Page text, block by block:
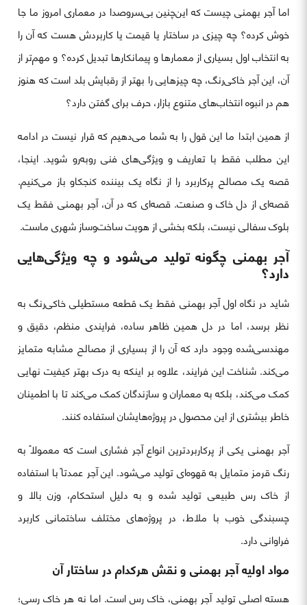
اما آجر بهمنی چیست که این‌چنین بی‌سروصدا در معماری امروز ما جا
خوش کرده؟ چه چیزی در ساختار یا قیمت یا کاربردش هست که آن را
به انتخاب اول بسیاری از معمارها و پیمانکارها تبدیل کرده؟ و مهم‌تر از
آن، این آجر خاکی‌رنگ، چه چیزهایی را بهتر از رقبایش بلد است که هنوز
هم در انبوه انتخاب‌های متنوع بازار، حرف برای گفتن دارد؟
از همین ابتدا ما این قول را به شما می‌دهیم که قرار نیست در ادامه
این مطلب فقط با تعاریف و ویژگی‌های فنی روبه‌رو شوید. اینجا،
قصه یک مصالح پرکاربرد را از نگاه یک بیننده کنجکاو باز می‌کنیم.
قصه‌ای از دل خاک و صنعت. قصه‌ای که در آن، آجر بهمنی فقط یک
بلوک سفالی نیست، بلکه بخشی از هویت ساخت‌وساز شهری ماست.
آجر بهمنی چگونه تولید می‌شود و چه ویژگی‌هایی
دارد؟
شاید در نگاه اول آجر بهمنی فقط یک قطعه مستطیلی خاکی‌رنگ به
نظر برسد، اما در دل همین ظاهر ساده، فرایندی منظم، دقیق و
مهندسی‌شده وجود دارد که آن را از بسیاری از مصالح مشابه متمایز
می‌کند. شناخت این فرایند، علاوه بر اینکه به درک بهتر کیفیت نهایی
کمک می‌کند، بلکه به معماران و سازندگان کمک می‌کند تا با اطمینان
خاطر بیشتری از این محصول در پروژه‌هایشان استفاده کنند.
آجر بهمنی یکی از پرکاربردترین انواع آجر فشاری است که معمولاً به
رنگ قرمز متمایل به قهوه‌ای تولید می‌شود. این آجر عمدتاً با استفاده
از خاک رس طبیعی تولید شده و به دلیل استحکام، وزن بالا و
چسبندگی خوب با ملاط، در پروژه‌های مختلف ساختمانی کاربرد
فراوانی دارد.
مواد اولیه آجر بهمنی و نقش هرکدام در ساختار آن
هسته اصلی تولید آجر بهمنی، خاک رس است. اما نه هر خاک رسی؛